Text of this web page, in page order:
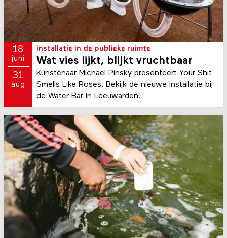
18
juni
31
installatie in de publieke ruimte
Wat vies lijkt, blijkt vruchtbaar
Kunstenaar Michael Pinsky presenteert Your Shit
Smells Like Roses. Bekijk de nieuwe installatie bij
de Water Bar in Leeuwarden.